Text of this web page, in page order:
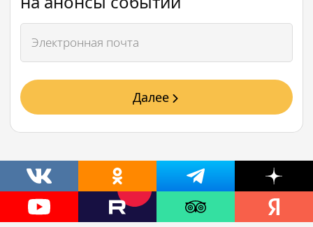
Далее